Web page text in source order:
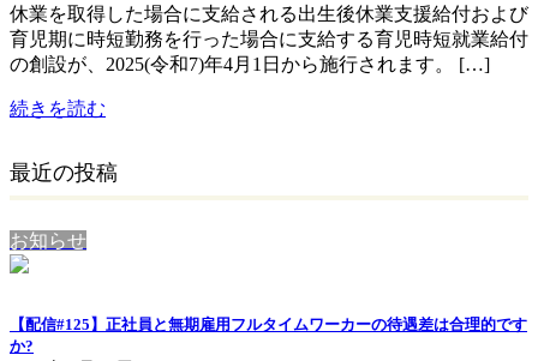
休業を取得した場合に支給される出生後休業支援給付および
育児期に時短勤務を行った場合に支給する育児時短就業給付
の創設が、2025(令和7)年4月1日から施行されます。 […]
続きを読む
最近の投稿
お知らせ
【配信#125】正社員と無期雇用フルタイムワーカーの待遇差は合理的です
か?